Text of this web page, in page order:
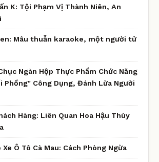
K: Tội Phạm Vị Thành Niên, An
Mâu thuẫn karaoke, một người tử
Ngàn Hộp Thực Phẩm Chức Năng
Phồng" Công Dụng, Đánh Lừa Người
Hàng: Liên Quan Hoa Hậu Thùy
Ô Tô Cà Mau: Cách Phòng Ngừa